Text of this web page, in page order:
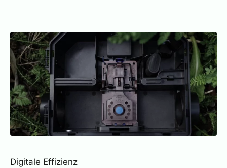
Digitale Effizienz